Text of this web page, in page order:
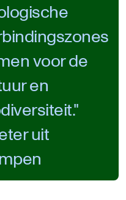
voor de
en
uit